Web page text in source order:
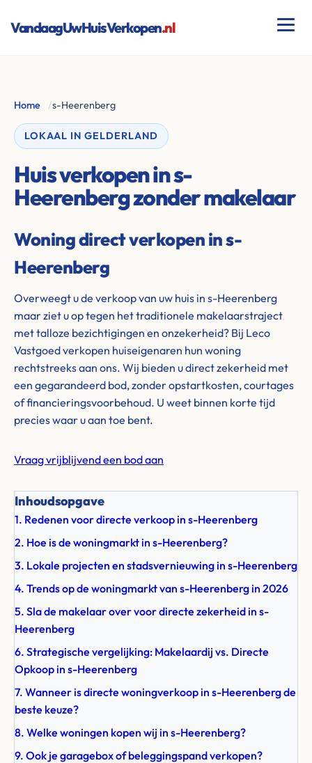
VandaagUwHuisVerkopen.nl
Home /s-Heerenberg
LOKAAL IN GELDERLAND
Huis verkopen in s-
Heerenberg zonder makelaar
Woning direct verkopen in s-
Heerenberg
Overweegt u de verkoop van uw huis in s-Heerenberg
maar ziet u op tegen het traditionele makelaarstraject
met talloze bezichtigingen en onzekerheid? Bij Leco
Vastgoed verkopen huiseigenaren hun woning
rechtstreeks aan ons. Wij bieden u direct zekerheid met
een gegarandeerd bod, zonder opstartkosten, courtages
of financieringsvoorbehoud. U weet binnen korte tijd
precies waar u aan toe bent.
Vraag vrijblijvend een bod aan
Inhoudsopgave
1. Redenen voor directe verkoop in s-Heerenberg
2. Hoe is de woningmarkt in s-Heerenberg?
3. Lokale projecten en stadsvernieuwing in s-Heerenberg
4. Trends op de woningmarkt van s-Heerenberg in 2026
5. Sla de makelaar over voor directe zekerheid in s-
Heerenberg
6. Strategische vergelijking: Makelaardij vs. Directe
Opkoop in s-Heerenberg
7. Wanneer is directe woningverkoop in s-Heerenberg de
beste keuze?
8. Welke woningen kopen wij in s-Heerenberg?
9. Ook je garagebox of beleggingspand verkopen?